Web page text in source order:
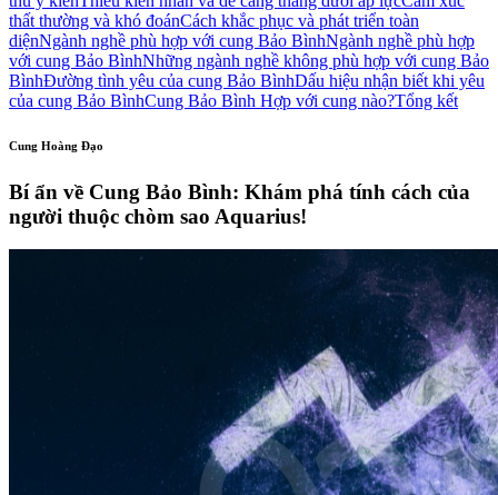
thất thường và khó đoánCách khắc phục và phát triển toàn
diệnNgành nghề phù hợp với cung Bảo BìnhNgành nghề phù hợp
với cung Bảo BìnhNhững ngành nghề không phù hợp với cung Bảo
BìnhĐường tình yêu của cung Bảo BìnhDấu hiệu nhận biết khi yêu
của cung Bảo BìnhCung Bảo Bình Hợp với cung nào?Tổng kết
Cung Hoàng Đạo
Bí ẩn về Cung Bảo Bình: Khám phá tính cách của
người thuộc chòm sao Aquarius!